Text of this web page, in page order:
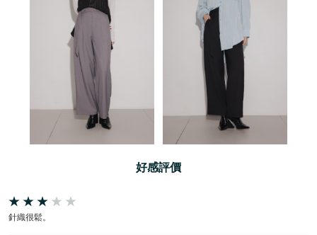
好感評價
針織很鬆。